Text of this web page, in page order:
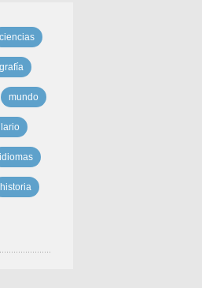
ciencias
mundo
idiomas
historia